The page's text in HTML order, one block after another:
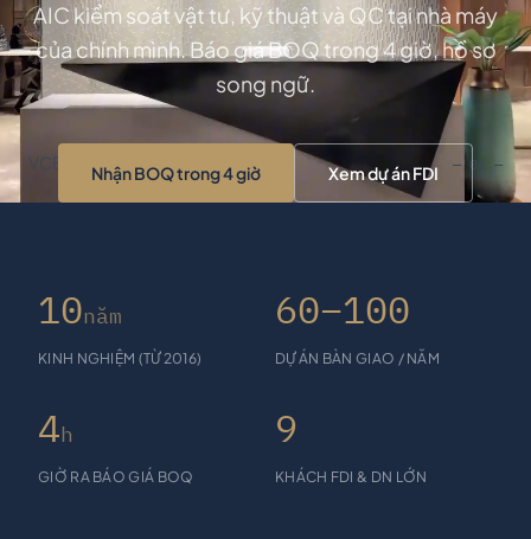
AIC kiểm soát vật tư, kỹ thuật và QC tại nhà máy
của chính mình. Báo giá BOQ trong 4 giờ, hồ sơ
song ngữ.
Nhận BOQ trong 4 giờ Xem dự án FDI
VCBS · Tòa nhà Bitexco · TP.HCM — 01 —
10năm
KINH NGHIỆM (TỪ 2016)
60–100
DỰ ÁN BÀN GIAO / NĂM
4h
GIỜ RA BÁO GIÁ BOQ
9
KHÁCH FDI & DN LỚN